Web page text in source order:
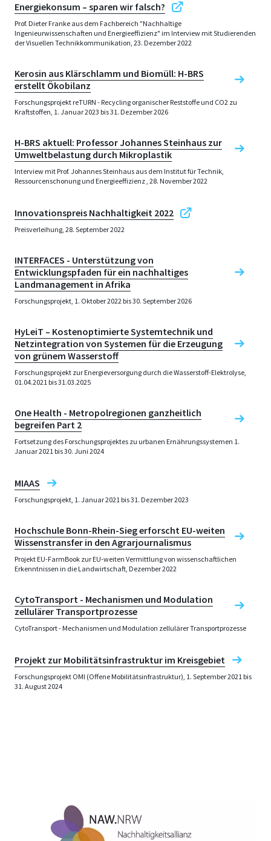
Energiekonsum – sparen wir falsch?
Prof. Dieter Franke aus dem Fachbereich "Nachhaltige
Ingenieurwissenschaften und Energieeffizienz" im Interview mit Studierenden
der Visuellen Technikkommunikation, 23. Dezember 2022
Kerosin aus Klärschlamm und Biomüll: H-BRS
erstellt Ökobilanz
Forschungsprojekt reTURN - Recycling organischer Reststoffe und CO2 zu
Kraftstoffen, 1. Januar 2023 bis 31. Dezember 2026
H-BRS aktuell: Professor Johannes Steinhaus zur
Umweltbelastung durch Mikroplastik
Interview mit Prof. Johannes Steinhaus aus dem Institut für Technik,
Ressourcenschonung und Energieeffizienz , 28. November 2022
Innovationspreis Nachhaltigkeit 2022
Preisverleihung, 28. September 2022
INTERFACES - Unterstützung von
Entwicklungspfaden für ein nachhaltiges
Landmanagement in Afrika
Forschungsprojekt, 1. Oktober 2022 bis 30. September 2026
HyLeiT – Kostenoptimierte Systemtechnik und
Netzintegration von Systemen für die Erzeugung
von grünem Wasserstoff
Forschungsprojekt zur Energieversorgung durch die Wasserstoff-Elektrolyse,
01.04.2021 bis 31.03.2025
One Health - Metropolregionen ganzheitlich
begreifen Part 2
Fortsetzung des Forschungsprojektes zu urbanen Ernährungssystemen 1.
Januar 2021 bis 30. Juni 2024
MIAAS
Forschungsprojekt, 1. Januar 2021 bis 31. Dezember 2023
Hochschule Bonn-Rhein-Sieg erforscht EU-weiten
Wissenstransfer in den Agrarjournalismus
Projekt EU-FarmBook zur EU-weiten Vermittlung von wissenschaftlichen
Erkenntnissen in die Landwirtschaft, Dezember 2022
CytoTransport - Mechanismen und Modulation
zellulärer Transportprozesse
CytoTransport - Mechanismen und Modulation zellulärer Transportprozesse
Projekt zur Mobilitätsinfrastruktur im Kreisgebiet
Forschungsprojekt OMI (Offene Mobilitätsinfrastruktur), 1. September 2021 bis
31. August 2024